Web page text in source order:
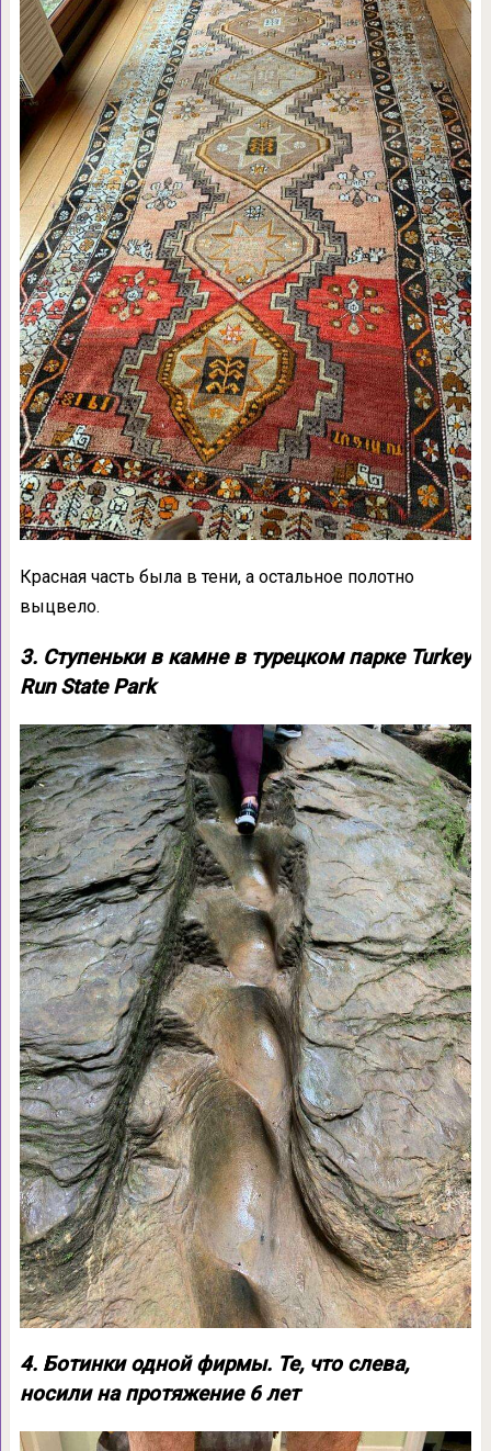
Красная часть была в тени, а остальное полотно
выцвело.
3. Ступеньки в камне в турецком парке Turkey
Run State Park
4. Ботинки одной фирмы. Те, что слева,
носили на протяжение 6 лет